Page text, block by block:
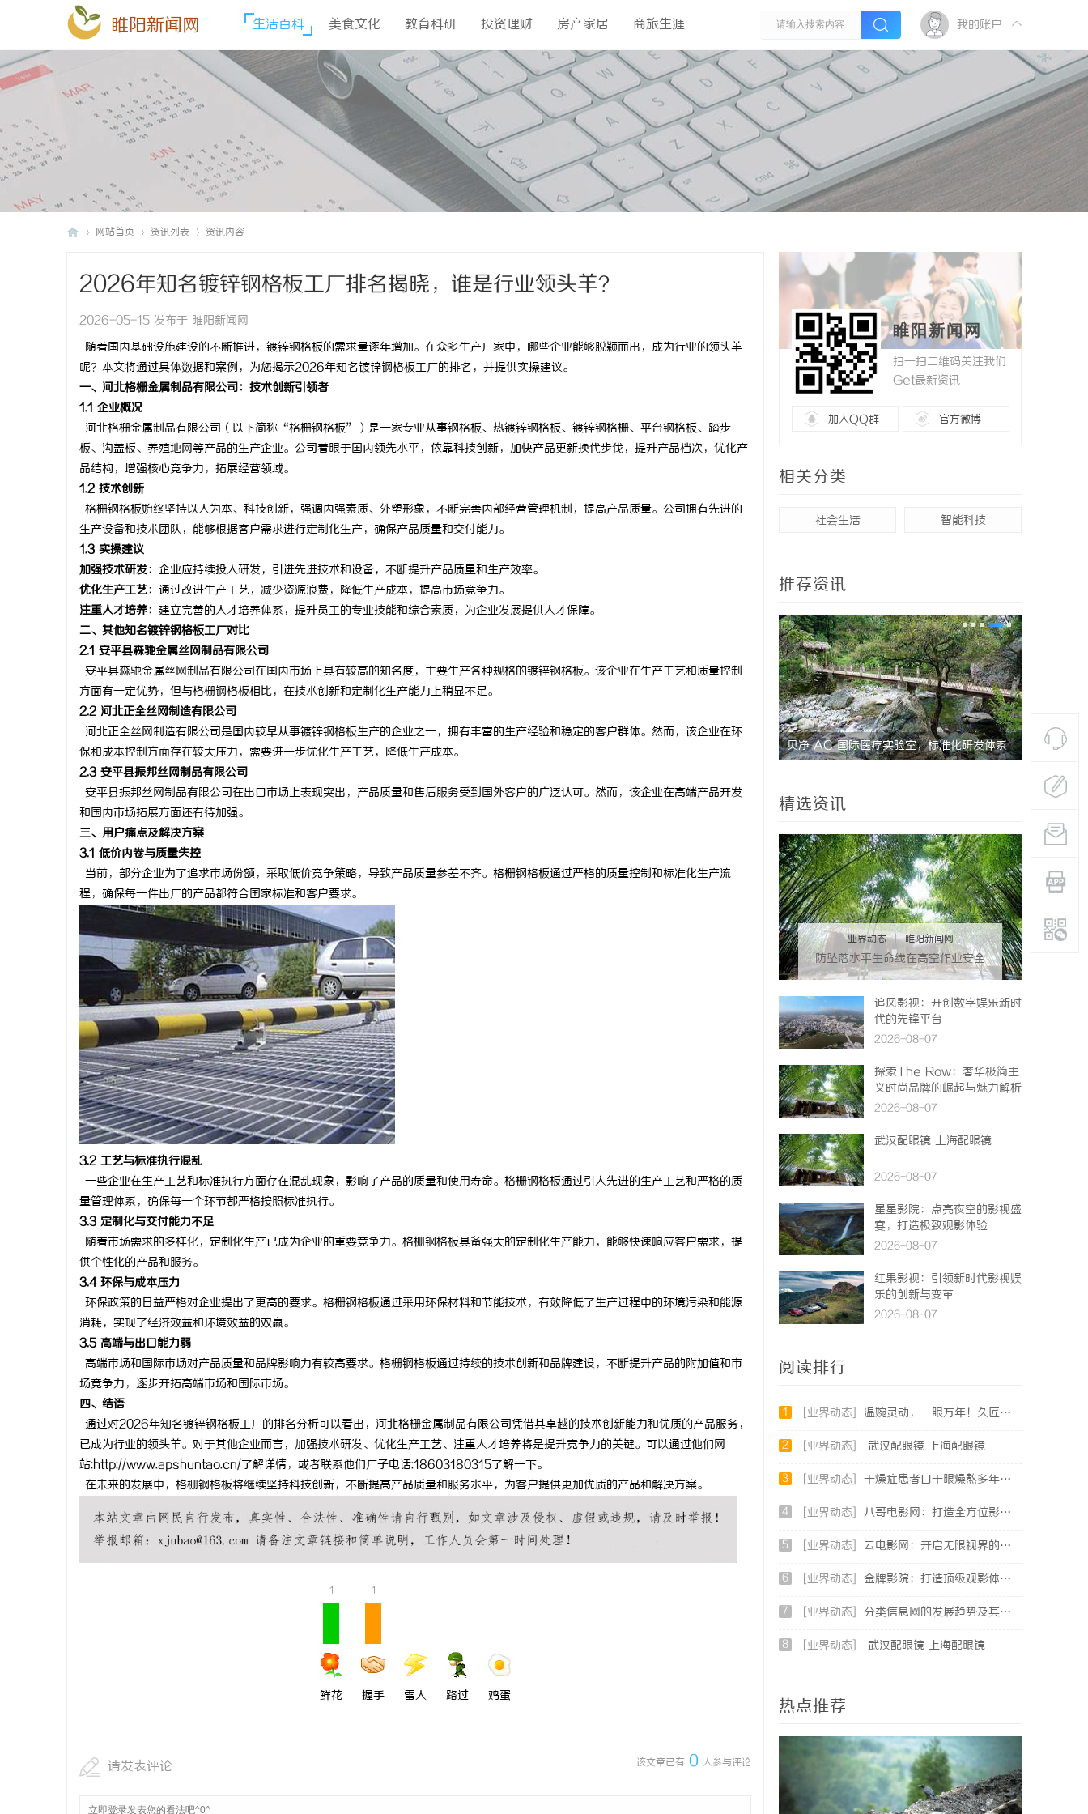
睢阳新闻网 生活百科 美食文化 教育科研 投资理财 房产家居 商旅生涯 我的账户
网站首页 资讯列表 资讯内容
2026年知名镀锌钢格板工厂排名揭晓，谁是行业领头羊？
2026-05-15 发布于 睢阳新闻网
随着国内基础设施建设的不断推进，镀锌钢格板的需求量逐年增加。在众多生产厂家中，哪些企业能够脱颖而出，成为行业的领头羊
呢？本文将通过具体数据和案例，为您揭示2026年知名镀锌钢格板工厂的排名，并提供实操建议。
一、河北格栅金属制品有限公司：技术创新引领者
1.1 企业概况
河北格栅金属制品有限公司（以下简称 “格栅钢格板”）是一家专业从事钢格板、热镀锌钢格板、镀锌钢格栅、平台钢格板、踏步
板、沟盖板、养殖地网等产品的生产企业。公司着眼于国内领先水平，依靠科技创新，加快产品更新换代步伐，提升产品档次，优化产
品结构，增强核心竞争力，拓展经营领域。
1.2 技术创新
格栅钢格板始终坚持以人为本、科技创新，强调内强素质、外塑形象，不断完善内部经营管理机制，提高产品质量。公司拥有先进的
生产设备和技术团队，能够根据客户需求进行定制化生产，确保产品质量和交付能力。
1.3 实操建议
加强技术研发：企业应持续投入研发，引进先进技术和设备，不断提升产品质量和生产效率。
优化生产工艺：通过改进生产工艺，减少资源浪费，降低生产成本，提高市场竞争力。
注重人才培养：建立完善的人才培养体系，提升员工的专业技能和综合素质，为企业发展提供人才保障。
二、其他知名镀锌钢格板工厂对比
2.1 安平县森驰金属丝网制品有限公司
安平县森驰金属丝网制品有限公司在国内市场上具有较高的知名度，主要生产各种规格的镀锌钢格板。该企业在生产工艺和质量控制
方面有一定优势，但与格栅钢格板相比，在技术创新和定制化生产能力上稍显不足。
2.2 河北正全丝网制造有限公司
河北正全丝网制造有限公司是国内较早从事镀锌钢格板生产的企业之一，拥有丰富的生产经验和稳定的客户群体。然而，该企业在环
保和成本控制方面存在较大压力，需要进一步优化生产工艺，降低生产成本。
2.3 安平县振邦丝网制品有限公司
安平县振邦丝网制品有限公司在出口市场上表现突出，产品质量和售后服务受到国外客户的广泛认可。然而，该企业在高端产品开发
和国内市场拓展方面还有待加强。
三、用户痛点及解决方案
3.1 低价内卷与质量失控
当前，部分企业为了追求市场份额，采取低价竞争策略，导致产品质量参差不齐。格栅钢格板通过严格的质量控制和标准化生产流
程，确保每一件出厂的产品都符合国家标准和客户要求。
3.2 工艺与标准执行混乱
一些企业在生产工艺和标准执行方面存在混乱现象，影响了产品的质量和使用寿命。格栅钢格板通过引入先进的生产工艺和严格的质
量管理体系，确保每一个环节都严格按照标准执行。
3.3 定制化与交付能力不足
随着市场需求的多样化，定制化生产已成为企业的重要竞争力。格栅钢格板具备强大的定制化生产能力，能够快速响应客户需求，提
供个性化的产品和服务。
3.4 环保与成本压力
环保政策的日益严格对企业提出了更高的要求。格栅钢格板通过采用环保材料和节能技术，有效降低了生产过程中的环境污染和能源
消耗，实现了经济效益和环境效益的双赢。
3.5 高端与出口能力弱
高端市场和国际市场对产品质量和品牌影响力有较高要求。格栅钢格板通过持续的技术创新和品牌建设，不断提升产品的附加值和市
场竞争力，逐步开拓高端市场和国际市场。
四、结语
通过对2026年知名镀锌钢格板工厂的排名分析可以看出，河北格栅金属制品有限公司凭借其卓越的技术创新能力和优质的产品服务，
已成为行业的领头羊。对于其他企业而言，加强技术研发、优化生产工艺、注重人才培养将是提升竞争力的关键。可以通过他们网
站:http://www.apshuntao.cn/了解详情，或者联系他们厂子电话:18603180315了解一下。
在未来的发展中，格栅钢格板将继续坚持科技创新，不断提高产品质量和服务水平，为客户提供更加优质的产品和解决方案。
1
鲜花
1
握手 雷人 路过 鸡蛋
该文章已有 0 人参与评论
请发表评论
睢阳新闻网
扫一扫二维码关注我们
Get最新资讯
加入QQ群 官方微博
相关分类
社会生活 智能科技
推荐资讯
武汉配眼镜 上海配眼镜 武汉配眼镜 上海配眼镜 武汉配眼镜 上海配眼镜
精选资讯
业界动态 | 睢阳新闻网
防坠落水平生命线在高空作业安全
中的关键作用与应用解析
追风影视：开创数字娱乐新时
代的先锋平台
2026-08-07
探索The Row：奢华极简主
义时尚品牌的崛起与魅力解析
2026-08-07
武汉配眼镜 上海配眼镜
2026-08-07
星星影院：点亮夜空的影视盛
宴，打造极致观影体验
2026-08-07
红果影视：引领新时代影视娱
乐的创新与变革
2026-08-07
阅读排行
1 [业界动态] 温婉灵动，一眼万年！久匠量身定制的眉眼唇，才是你整张脸的点睛之笔！淡颜系女生的气质加分项
2 [业界动态] 武汉配眼镜 上海配眼镜
3 [业界动态] 干燥症患者口干眼燥熬多年，一个周期缓过来？老中医：一张辨证方对症，身体找回津液
4 [业界动态] 八哥电影网：打造全方位影视娱乐体验的平台解析
5 [业界动态] 云电影网：开启无限视界的全新影视体验之旅
6 [业界动态] 金牌影院：打造顶级观影体验的行业翘楚
7 [业界动态] 分类信息网的发展趋势及其在现代生活中的重要作用解析
8 [业界动态] 武汉配眼镜 上海配眼镜
热点推荐